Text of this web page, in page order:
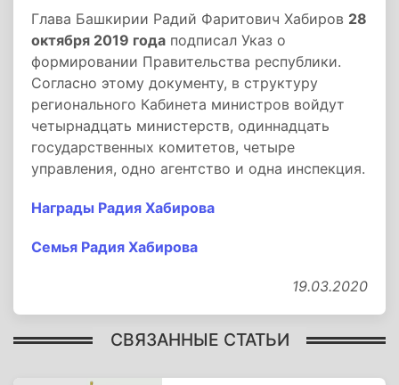
Глава Башкирии Радий Фаритович Хабиров 28
октября 2019 года подписал Указ о
формировании Правительства республики.
Согласно этому документу, в структуру
регионального Кабинета министров войдут
четырнадцать министерств, одиннадцать
государственных комитетов, четыре
управления, одно агентство и одна инспекция.
Награды Радия Хабирова
Семья Радия Хабирова
19.03.2020
СВЯЗАННЫЕ СТАТЬИ